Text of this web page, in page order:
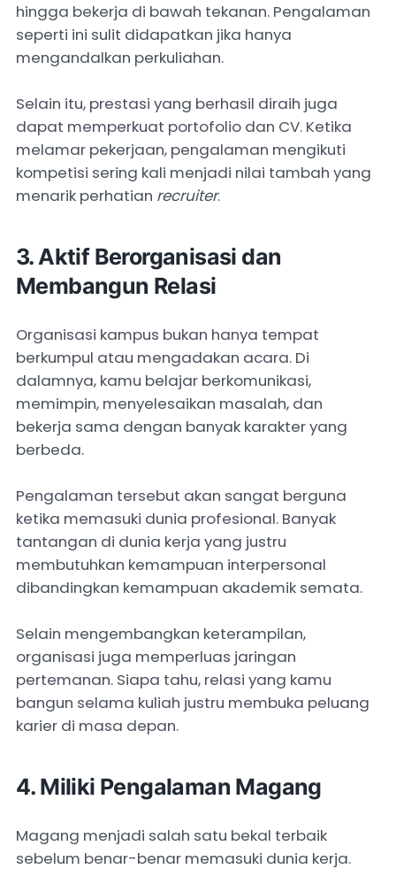
hingga bekerja di bawah tekanan. Pengalaman
seperti ini sulit didapatkan jika hanya
mengandalkan perkuliahan.
Selain itu, prestasi yang berhasil diraih juga
dapat memperkuat portofolio dan CV. Ketika
melamar pekerjaan, pengalaman mengikuti
kompetisi sering kali menjadi nilai tambah yang
menarik perhatian recruiter.
3. Aktif Berorganisasi dan
Membangun Relasi
Organisasi kampus bukan hanya tempat
berkumpul atau mengadakan acara. Di
dalamnya, kamu belajar berkomunikasi,
memimpin, menyelesaikan masalah, dan
bekerja sama dengan banyak karakter yang
berbeda.
Pengalaman tersebut akan sangat berguna
ketika memasuki dunia profesional. Banyak
tantangan di dunia kerja yang justru
membutuhkan kemampuan interpersonal
dibandingkan kemampuan akademik semata.
Selain mengembangkan keterampilan,
organisasi juga memperluas jaringan
pertemanan. Siapa tahu, relasi yang kamu
bangun selama kuliah justru membuka peluang
karier di masa depan.
4. Miliki Pengalaman Magang
Magang menjadi salah satu bekal terbaik
sebelum benar-benar memasuki dunia kerja.